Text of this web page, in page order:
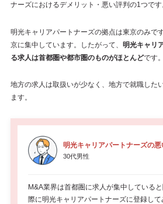
ナーズにおけるデメリット・悪い評判の1つです
明光キャリアパートナーズの拠点は東京のみで
京に集中しています。したがって、 明光キャリ
る求人は首都圏や都市圏のものがほとんどです。
地方の求人は取扱いが少なく、地方で就職した
ます。
明光キャリアパートナーズの悪
30代男性
M&A業界は首都圏に求人が集中している
際に明光キャリアパートナーズに登録し